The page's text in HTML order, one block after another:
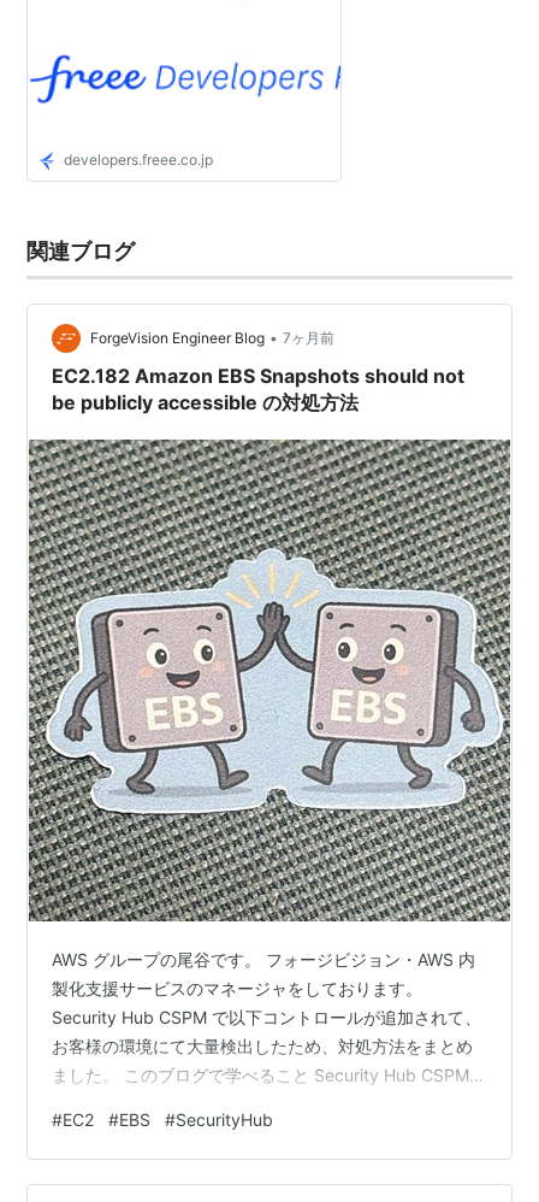
developers.freee.co.jp
関連ブログ
ForgeVision Engineer Blog • 7ヶ月前
EC2.182 Amazon EBS Snapshots should not
be publicly accessible の対処方法
AWS グループの尾谷です。 フォージビジョン・AWS 内
製化支援サービスのマネージャをしております。
Security Hub CSPM で以下コントロールが追加されて、
お客様の環境にて大量検出したため、対処方法をまとめ
ました。 このブログで学べること Security Hub CSPM
が問題なのか？ 効率的な是正方法 本ブログの最後に、
AWS Organizations の宣言型ポリシーを用いて、OU 配
下の複数アカウントに一括適用する効率的な対処方法も
#EC2 #EBS #SecurityHub